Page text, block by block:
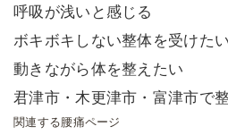
呼吸が浅いと感じる
ボキボキしない整体を受けたい
動きながら体を整えたい
君津市・木更津市・富津市で
関連する腰痛ページ